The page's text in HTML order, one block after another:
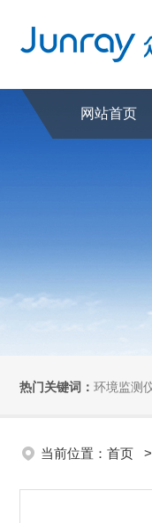
网站首页
热门关键词： 环境监测
当前位置： 首页 >